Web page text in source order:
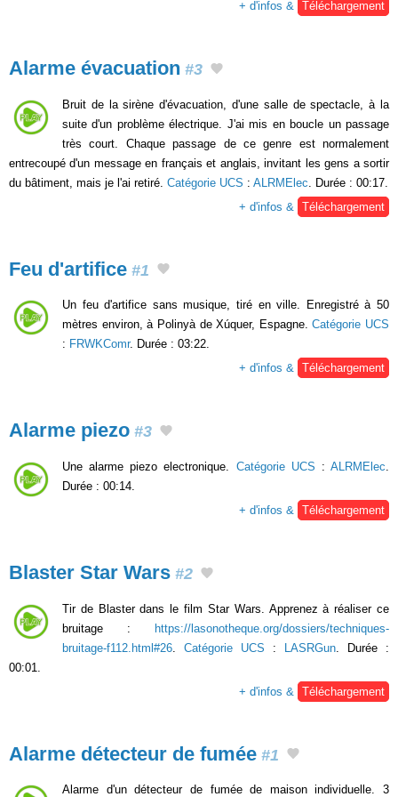
+ d'infos & Téléchargement
Alarme évacuation #3
Bruit de la sirène d'évacuation, d'une salle de spectacle, à la
suite d'un problème électrique. J'ai mis en boucle un passage
très court. Chaque passage de ce genre est normalement
entrecoupé d'un message en français et anglais, invitant les gens a sortir
du bâtiment, mais je l'ai retiré. Catégorie UCS : ALRMElec . Durée : 00:17.
+ d'infos &
Téléchargement
Feu d'artifice #1
Un feu d'artifice sans musique, tiré en ville. Enregistré à 50
mètres environ, à Polinyà de Xúquer, Espagne.Catégorie UCS
: FRWKComr. Durée : 03:22.
+ d'infos & Téléchargement
Alarme piezo #3
Une alarme piezo electronique. Catégorie UCS :ALRMElec
Durée : 00:14.
+ d'infos &
Téléchargement
Blaster Star Wars #2
Tir de Blaster dans le film Star Wars. Apprenez à réaliser ce
bruitage : https://lasonotheque.org/dossiers/techniques-
bruitage-f112.html#26
Catégorie UCS : LASRGun . Durée :
00:01.
+ d'infos &
Téléchargement
Alarme détecteur de fumée #1
Alarme d'un détecteur de fumée de maison individuelle. 3